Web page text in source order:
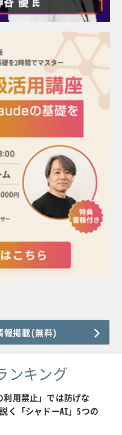
報掲載(無料)
ンキング
利用禁止」では防げな
く「シャドーAI」5つの